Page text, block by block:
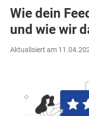
Wie dein
und wie wir
Aktualisiert am